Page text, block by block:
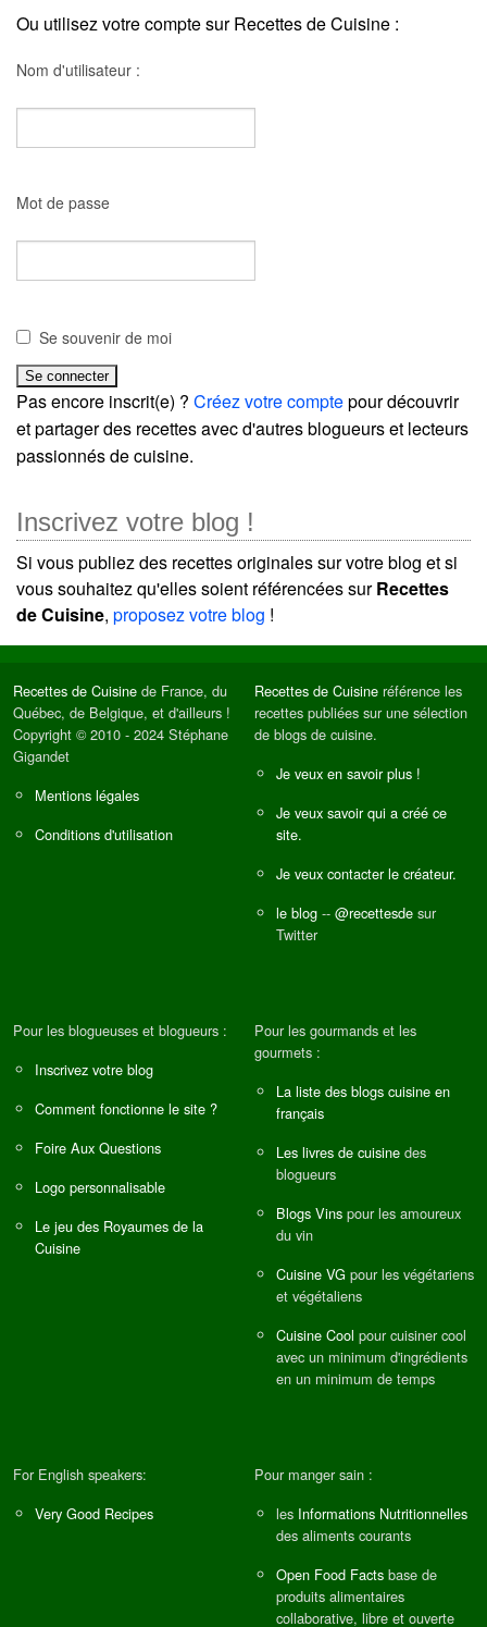
Ou utilisez votre compte sur Recettes de Cuisine :
Nom d'utilisateur :
Mot de passe
Se souvenir de moi
Pas encore inscrit(e) ? Créez votre comptepour découvrir
et partager des recettes avec d'autres blogueurs et lecteurs
passionnés de cuisine.
Inscrivez votre blog !
Si vous publiez des recettes originales sur votre blog et si
vous souhaitez qu'elles soient référencées surRecettes
de Cuisine, proposez votre blog !
Recettes de Cuisine de France, du
Québec, de Belgique, et d'ailleurs !
Copyright © 2010 - 2024 Stéphane
Gigandet
Mentions légales
Conditions d'utilisation
Recettes de Cuisine référence les
recettes publiées sur une sélection
de blogs de cuisine.
Je veux en savoir plus !
Je veux savoir qui a créé ce
site.
Je veux contacter le créateur.
le blog -- @recettesde sur
Twitter
Pour les blogueuses et blogueurs :
Inscrivez votre blog
Comment fonctionne le site ?
Foire Aux Questions
Logo personnalisable
Le jeu des Royaumes de la
Cuisine
Pour les gourmands et les
gourmets :
La liste des blogs cuisine en
français
Les livres de cuisine des
blogueurs
Blogs Vins pour les amoureux
du vin
Cuisine VG pour les végétariens
et végétaliens
Cuisine Cool pour cuisiner cool
avec un minimum d'ingrédients
en un minimum de temps
For English speakers:
Very Good Recipes
Pour manger sain :
les Informations Nutritionnelles
des aliments courants
Open Food Facts base de
produits alimentaires
collaborative, libre et ouverte